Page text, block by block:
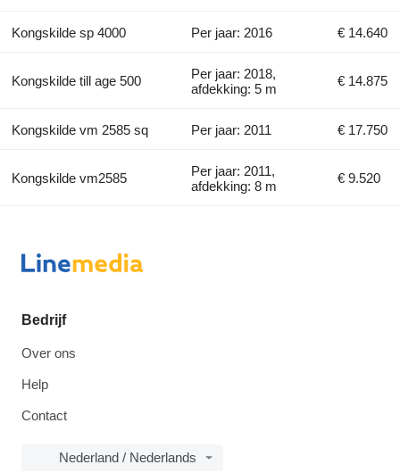
Kongskilde sp 4000 Per jaar: 2016 € 14.640
Kongskilde till age 500
Per jaar: 2018,
afdekking: 5 m
€ 14.875
Kongskilde vm 2585 sq Per jaar: 2011 € 17.750
Kongskilde vm2585
Per jaar: 2011,
afdekking: 8 m
€ 9.520
Bedrijf
Over ons
Help
Contact
Nederland / Nederlands